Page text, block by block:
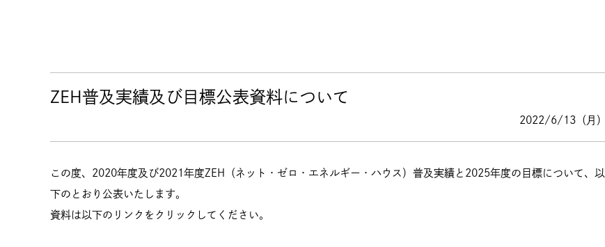
ZEH普及実績及び目標公表資料について
2022/6/13（月）
この度、2020年度及び2021年度ZEH（ネット・ゼロ・エネルギー・ハウス）普及実績と2025年度の目標について、以
下のとおり公表いたします。
資料は以下のリンクをクリックしてください。